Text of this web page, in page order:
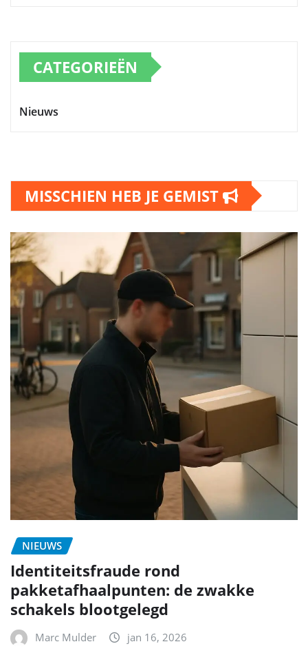
CATEGORIEËN
Nieuws
MISSCHIEN HEB JE GEMIST
NIEUWS
Identiteitsfraude rond
pakketafhaalpunten: de zwakke
schakels blootgelegd
Marc Mulder jan 16, 2026